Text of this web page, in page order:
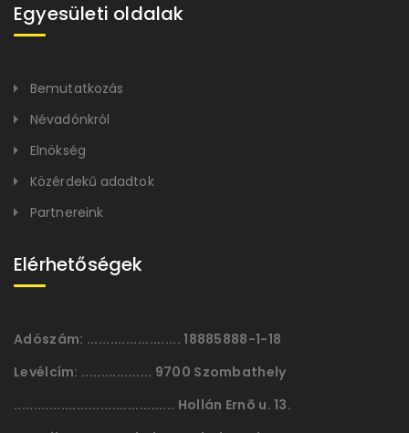
Egyesületi oldalak
Bemutatkozás
Névadónkról
Elnökség
Közérdekű adadtok
Partnereink
Elérhetőségek
Adószám: ........................ 18885888-1-18
Levélcím: .................. 9700 Szombathely
......................................... Hollán Ernõ u. 13.